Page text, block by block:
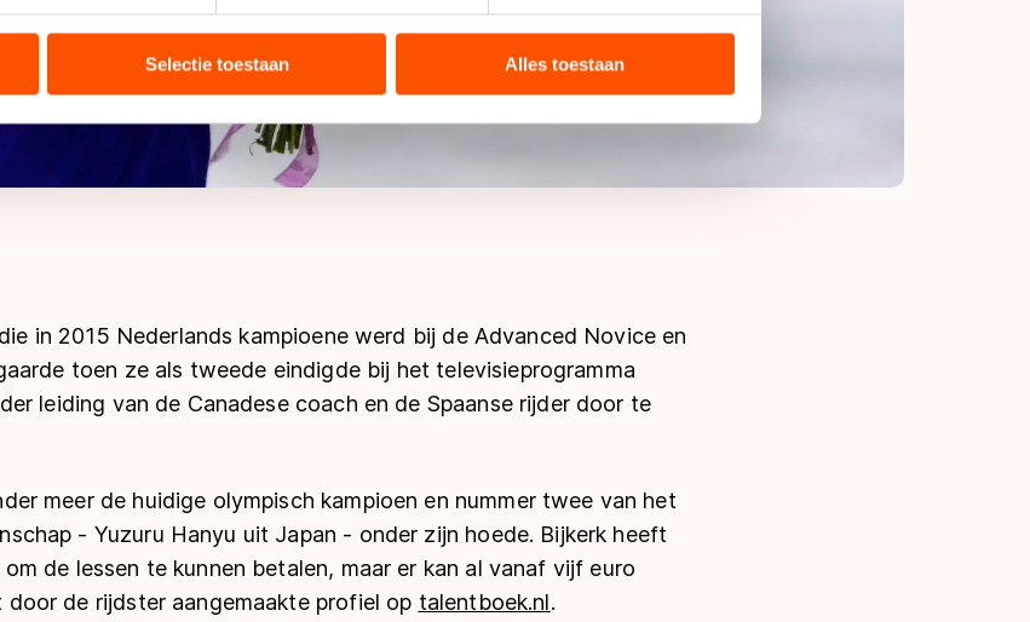
uw gebruik van onze site met onze partners voor social media, advertenties en
met andere gegevens die u aan hen heeft verstrekt of die zij hebben verzameld via
gegevens doorgeven aan landen buiten de EU, zoals de VS, waar mogelijk geen
de GDPR. Door op ‘Toestaan’ te klikken, stemt u in met deze overdracht.
Selectie toestaan Alles toestaan
in 2015 Nederlands kampioene werd bij de Advanced Novice en
toen ze als tweede eindigde bij het televisieprogramma
leiding van de Canadese coach en de Spaanse rijder door te
meer de huidige olympisch kampioen en nummer twee van het
- Yuzuru Hanyu uit Japan - onder zijn hoede. Bijkerk heeft
de lessen te kunnen betalen, maar er kan al vanaf vijf euro
de rijdster aangemaakte profiel op talentboek.nl.